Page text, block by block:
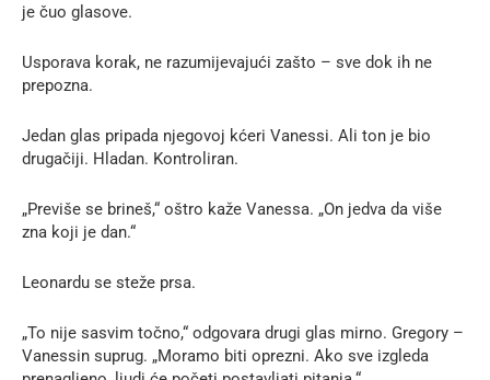
je čuo glasove.
Usporava korak, ne razumijevajući zašto – sve dok ih ne
prepozna.
Jedan glas pripada njegovoj kćeri Vanessi. Ali ton je bio
drugačiji. Hladan. Kontroliran.
„Previše se brineš,“ oštro kaže Vanessa. „On jedva da više
zna koji je dan.“
Leonardu se steže prsa.
„To nije sasvim točno,“ odgovara drugi glas mirno. Gregory –
Vanessin suprug. „Moramo biti oprezni. Ako sve izgleda